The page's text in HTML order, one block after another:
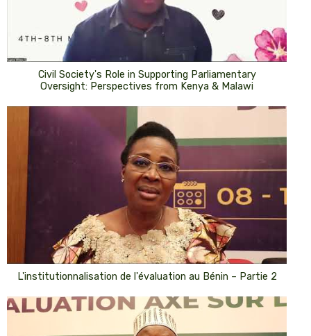
Civil Society's Role in Supporting Parliamentary
Oversight: Perspectives from Kenya & Malawi
L'institutionnalisation de l'évaluation au Bénin – Partie 2